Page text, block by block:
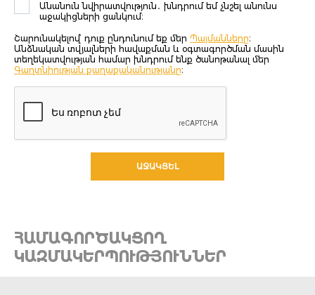
Անանուն նվիրատվություն․ խնդրում եմ չնշել անունս
աջակիցների ցանկում։
Շարունակելով՝ դուք ընդունում եք մեր Պայմանները։
Անձնական տվյալների հավաքման և օգտագործման մասին
տեղեկատվության համար խնդրում ենք ծանոթանալ մեր
Գաղտնիության քաղաքականությանը։
ԱՋԱԿՑԵԼ
ՀԱՄԱԳՈՐԾԱԿՑՈՂ
ԿԱԶՄԱԿԵՐՊՈՒԹՅՈՒՆՆԵՐ